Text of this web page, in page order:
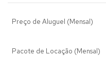
Preço de Aluguel (Mensal)
Pacote de Locação (Mensal)